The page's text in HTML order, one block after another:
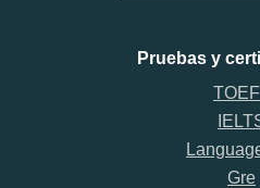
Pruebas y
Gre